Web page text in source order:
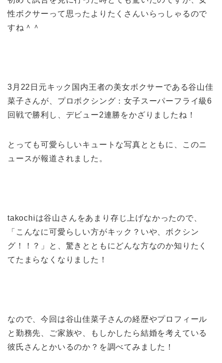
性ボクサーって思ったよりたくさんいらっしゃるので
すね＾＾
3月22日元キック国内王者の美女ボクサーである谷山佳
菜子さんが、プロボクシング：女子スーパーフライ級6
回戦で勝利し、デビュー2連勝をかざりましたね！
とっても可愛らしいキュートな写真とともに、このニ
ュースが報道されました。
takochiは谷山さんをあまり存じ上げなかったので、
「こんなに可愛らしい方がキック？いや、ボクシン
グ！！？」と、驚きとともにどんな方なのか知りたく
てたまらなくなりました！
なので、今回は谷山佳菜子さんの経歴やプロフィール
と勤務先、ご家族や、もしかしたら結婚を考えている
彼氏さんとかいるのか？を調べてみました！